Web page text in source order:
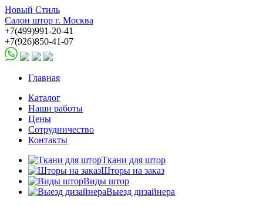
Новый Стиль
Салон штор г. Москва
+7(499)991-20-41
+7(926)850-41-07
Главная
Каталог
Наши работы
Цены
Сотрудничество
Контакты
Ткани для штор
Шторы на заказ
Виды штор
Выезд дизайнера